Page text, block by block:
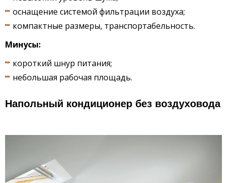
оснащение системой фильтрации воздуха;
компактные размеры, транспортабельность.
Минусы:
короткий шнур питания;
небольшая рабочая площадь.
Напольный кондиционер без воздуховода